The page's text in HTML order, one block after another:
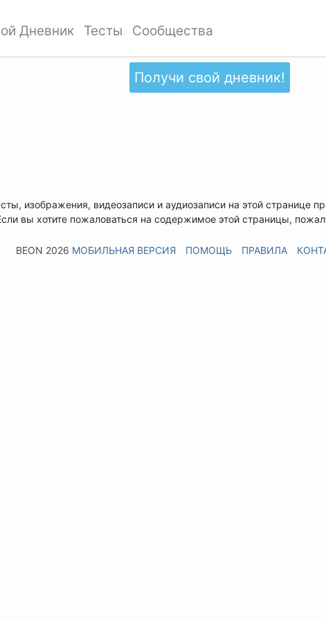
Дневник Тесты Сообщества
Получи свой дневник!
изображения, видеозаписи и аудиозаписи на этой странице
вы хотите пожаловаться на содержимое этой страницы,
BEON 2026 МОБИЛЬНАЯ ВЕРСИЯ ПОМОЩЬ ПРАВИЛА